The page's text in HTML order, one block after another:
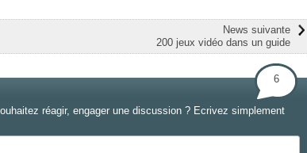
News suivante
200 jeux vidéo dans un guide
6
réagir, engager une discussion ? Ecrivez simplement